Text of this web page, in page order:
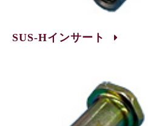
SUS-Hインサート